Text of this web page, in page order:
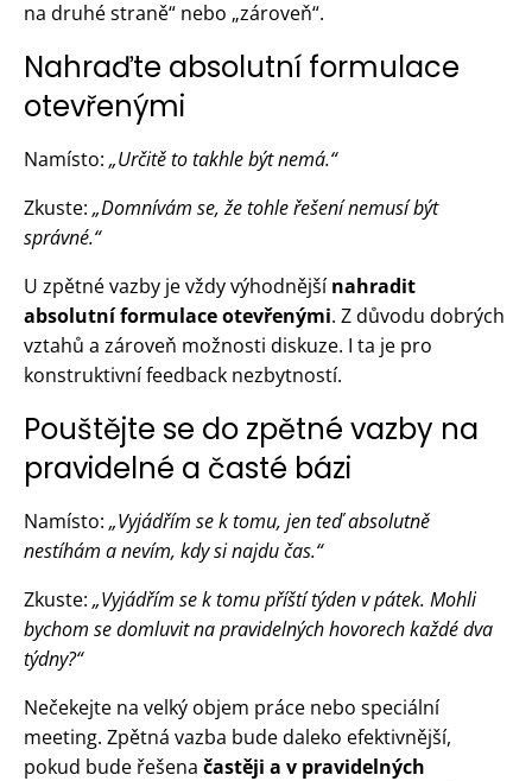
na druhé straně“ nebo „zároveň“.
Nahraďte absolutní formulace
otevřenými
Namísto: „Určitě to takhle být nemá.“
Zkuste: „Domnívám se, že tohle řešení nemusí být
správné.“
U zpětné vazby je vždy výhodnějšínahradit
absolutní formulace otevřenými. Z důvodu dobrých
vztahů a zároveň možnosti diskuze. I ta je pro
konstruktivní feedback nezbytností.
Pouštějte se do zpětné vazby na
pravidelné a časté bázi
Namísto: „Vyjádřím se k tomu, jen teď absolutně
nestíhám a nevím, kdy si najdu čas.“
Zkuste: „Vyjádřím se k tomu příští týden v pátek. Mohli
bychom se domluvit na pravidelných hovorech každé dva
týdny?“
Nečekejte na velký objem práce nebo speciální
meeting. Zpětná vazba bude daleko efektivnější,
pokud bude řešena častěji a v pravidelných